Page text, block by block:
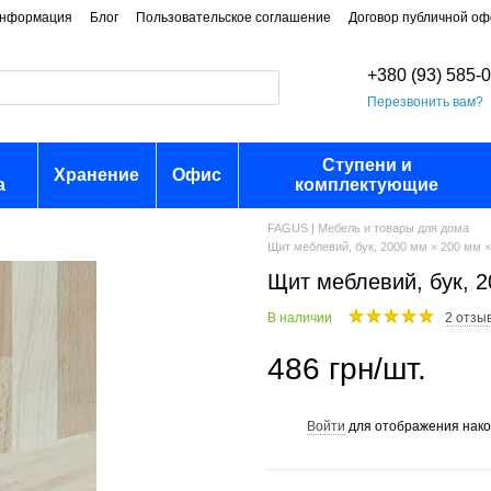
Блог Пользовательское соглашение Договор публичной
+380 (93) 585-
Перезвонить вам?
Хранение Офис
Ступени и
комплектующие
FAGUS | Мебель и товары для дома
Щит меблевий, бук, 2000 мм × 200 мм
Щит меблевий, бук,
В наличии 2
486 грн/шт.
Войти для отображения